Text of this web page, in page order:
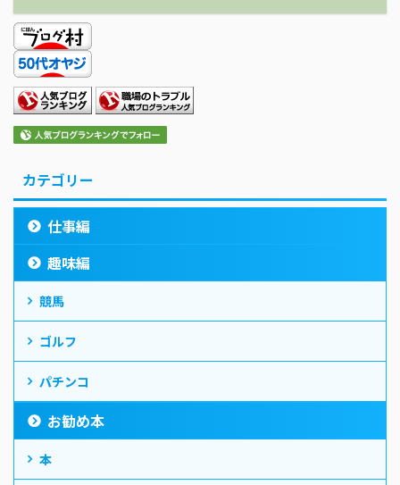
カテゴリー
仕事編
趣味編
競馬
ゴルフ
パチンコ
お勧め本
本